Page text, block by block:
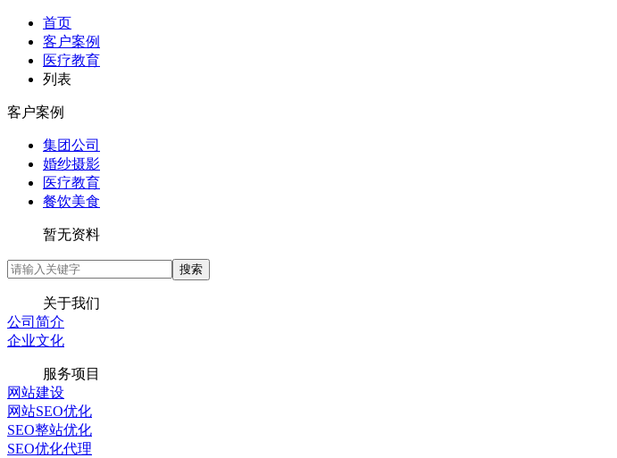
首页
客户案例
医疗教育
列表
客户案例
集团公司
婚纱摄影
医疗教育
餐饮美食
暂无资料
关于我们
公司简介
企业文化
服务项目
网站建设
网站SEO优化
SEO整站优化
SEO优化代理